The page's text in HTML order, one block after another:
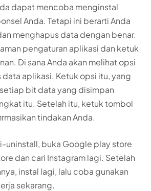
dapat mencoba menginstal
Anda. Tetapi ini berarti Anda
menghapus data dengan benar.
pengaturan aplikasi dan ketuk
Di sana Anda akan melihat opsi
aplikasi. Ketuk opsi itu, yang
bit data yang disimpan
itu. Setelah itu, ketuk tombol
tindakan Anda.
uninstall, buka Google play store
dan cari Instagram lagi. Setelah
instal lagi, lalu coba gunakan
sekarang.